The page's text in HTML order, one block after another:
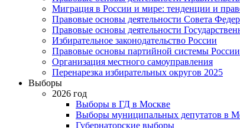
Миграция в России и мире: тенденции и
Правовые основы деятельности Совета
Правовые основы деятельности
Избирательное законодательство России
Правовые основы партийной системы России
Организация местного самоуправления
Перенарезка избирательных округов 2025
Выборы
2026 год
Выборы в ГД в Москве
Выборы муниципальных депутатов в
Губернаторские выборы